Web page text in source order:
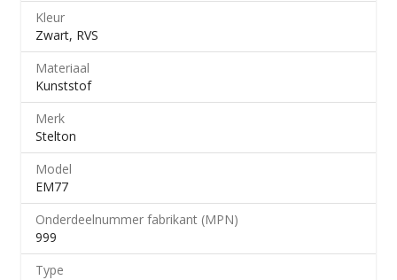
Kleur
Zwart, RVS
Materiaal
Kunststof
Merk
Stelton
Model
EM77
Onderdeelnummer fabrikant (MPN)
999
Type